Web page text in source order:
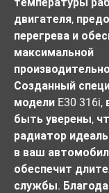
двигателя,
перегрева и
максимальной
Созданный
модели E30
быть уверены,
радиатор
в ваш
обеспечит
службы.